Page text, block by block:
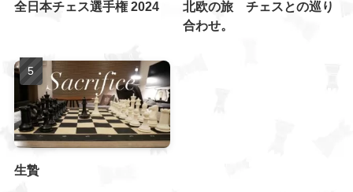
全日本チェス選手権 2024
北欧の旅 チェスとの巡り
合わせ。
生贄